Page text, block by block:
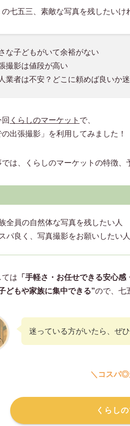
七五三、素敵な写真を残したいけ
な子どもがいて余裕がない
撮影は値段が高い
業者は不安？どこに頼めば良いか
くらしのマーケット で、
の出張撮影」を利用してみました！
では、くらしのマーケットの特徴、
全員の自然体な写真を残したい人
パ良く、写真撮影をお願いしたい人
ては 「手軽さ・お任せできる安心感
どもや家族に集中できる”ので、七
迷っている方がいたら、ぜ
＼コスパ◎
くらし